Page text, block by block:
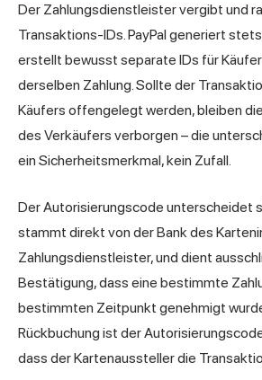
Der Zahlungsdienstleister vergibt und
Transaktions-IDs. PayPal generiert
erstellt bewusst separate IDs für
derselben Zahlung. Sollte der
Käufers offengelegt werden, bleiben
des Verkäufers verborgen – die
ein Sicherheitsmerkmal, kein Zufall.
Der Autorisierungscode unterscheidet
stammt direkt von der Bank des
Zahlungsdienstleister, und dient
Bestätigung, dass eine bestimmte
bestimmten Zeitpunkt genehmigt
Rückbuchung ist der
dass der Kartenaussteller die